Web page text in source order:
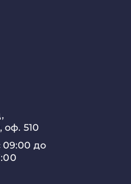
оф. 510
09:00 до